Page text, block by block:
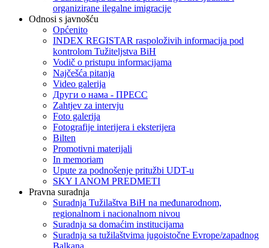
organizirane ilegalne imigracije
Odnosi s javnošću
Općenito
INDEX REGISTAR raspoloživih informacija pod
kontrolom Tužiteljstva BiH
Vodič o pristupu informacijama
Najčešća pitanja
Video galerija
Други о нама - ПРЕСC
Zahtjev za intervju
Foto galerija
Fotografije interijera i eksterijera
Bilten
Promotivni materijali
In memoriam
Upute za podnošenje pritužbi UDT-u
SKY I ANOM PREDMETI
Pravna suradnja
Suradnja Tužilaštva BiH na međunarodnom,
regionalnom i nacionalnom nivou
Suradnja sa domaćim institucijama
Suradnja sa tužilaštvima jugoistočne Evrope/zapadnog